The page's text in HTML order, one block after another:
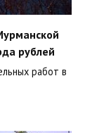
рублей
работ в